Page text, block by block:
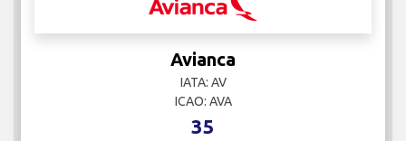
Avianca
IATA: AV
ICAO: AVA
35